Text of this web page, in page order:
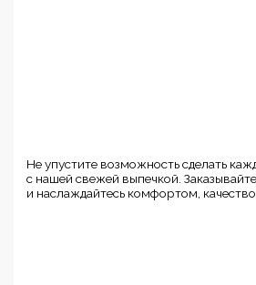
Не упустите возможность сделать
с нашей свежей выпечкой.
и наслаждайтесь комфортом,